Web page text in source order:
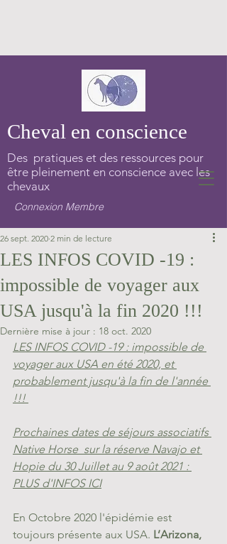
Cheval en conscience
Des pratiques et des ressources pour
être pleinement en conscience avec les
chevaux
Connexion Membre
LES INFOS COVID -19 :
impossible de voyager aux
USA jusqu'à la fin 2020 !!!
26 sept. 2020 2 min de lecture
Dernière mise à jour : 18 oct. 2020
LES INFOS COVID -19 : impossible de
voyager aux USA en été 2020, et
probablement jusqu'à la fin de l'année
!!!
Prochaines dates de séjours associatifs
Native Horse  sur la réserve Navajo et
Hopie du 30 Juillet au 9 août 2021 :
PLUS d'INFOS ICI
En Octobre 2020 l'épidémie est
toujours présente aux USA. L’Arizona,